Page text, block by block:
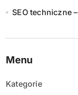
SEO techniczne
Menu
Kategorie